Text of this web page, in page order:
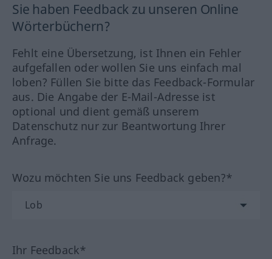
Sie haben Feedback zu unseren Online
Wörterbüchern?
Fehlt eine Übersetzung, ist Ihnen ein Fehler
aufgefallen oder wollen Sie uns einfach mal
loben? Füllen Sie bitte das Feedback-Formular
aus. Die Angabe der E-Mail-Adresse ist
optional und dient gemäß unserem
Datenschutz nur zur Beantwortung Ihrer
Anfrage.
Wozu möchten Sie uns Feedback geben?*
Ihr Feedback*